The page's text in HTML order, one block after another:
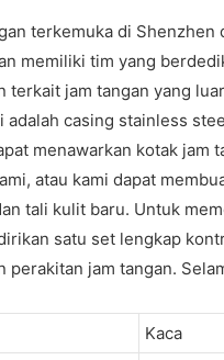
terkemuka di
memiliki tim yang
jam tangan yang
casing stainless
menawarkan kotak
atau kami dapat
tali kulit baru. Untuk
satu set lengkap
jam tangan.
Kaca